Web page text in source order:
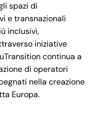
spazi di
e transnazionali
inclusivi,
iniziative
continua a
di operatori
nella creazione
Europa.